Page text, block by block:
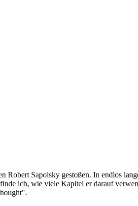
Sapolsky gestoßen. In endlos
ich, wie viele Kapitel er darauf